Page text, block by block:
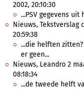
2002, 20:10:30
...PSV gegevens
Nieuws, Tekstverslag
20:59:38
...die helften
er geen...
Nieuws, Leandro 2
08:18:34
...de tweede helft